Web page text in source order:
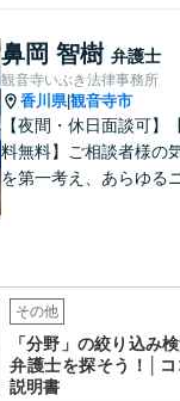
す。お気軽にご相談く
い。
鼻岡 智樹 弁護士
観音寺いぶき法律事務所
香川県|観音寺市
【夜間・休日面談可】
料無料】ご相談者様の
を第一考え、あらゆる
ていただきます。ご相
料ですので、お気軽に
ください。
その他
「分野」の絞り込み
弁護士を探そう！│
説明書